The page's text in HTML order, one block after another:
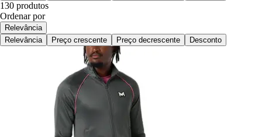
130 produtos
Ordenar por
Relevância
Relevância
Preço crescente Preço decrescente Desconto